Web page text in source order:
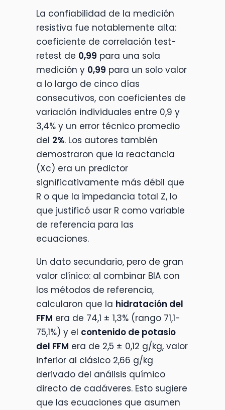
La confiabilidad de la medición
resistiva fue notablemente alta:
coeficiente de correlación test-
retest de 0,99 para una sola
medición y 0,99 para un solo valor
a lo largo de cinco días
consecutivos, con coeficientes de
variación individuales entre 0,9 y
3,4% y un error técnico promedio
del 2%. Los autores también
demostraron que la reactancia
(Xc) era un predictor
significativamente más débil que
R o que la impedancia total Z, lo
que justificó usar R como variable
de referencia para las
ecuaciones.
Un dato secundario, pero de gran
valor clínico: al combinar BIA con
los métodos de referencia,
calcularon que la hidratación del
FFM era de 74,1 ± 1,3% (rango 71,1-
75,1%) y el contenido de potasio
del FFM era de 2,5 ± 0,12 g/kg, valor
inferior al clásico 2,66 g/kg
derivado del análisis químico
directo de cadáveres. Esto sugiere
que las ecuaciones que asumen